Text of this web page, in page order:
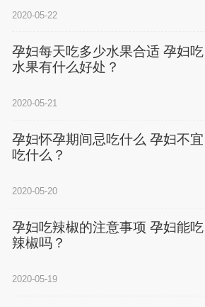
2020-05-22
孕妇每天吃多少水果合适 孕妇吃
水果有什么好处？
2020-05-21
孕妇怀孕期间忌吃什么 孕妇不宜
吃什么？
2020-05-20
孕妇吃辣椒的注意事项 孕妇能吃
辣椒吗？
2020-05-19